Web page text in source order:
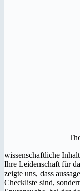
wissenschaftliche
Ihre Leidenschaft für
zeigte uns, dass
Checkliste sind,